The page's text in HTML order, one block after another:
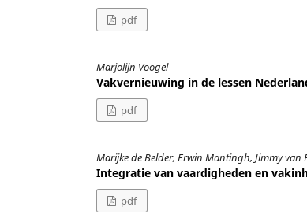
pdf
Marjolijn Voogel
Vakvernieuwing in de lessen
pdf
Marijke de Belder, Erwin Mantingh, Jimmy van
Integratie van vaardigheden en
pdf